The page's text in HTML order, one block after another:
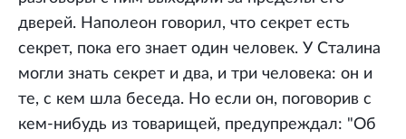
дверей. Наполеон говорил, что секрет есть
секрет, пока его знает один человек. У Сталина
могли знать секрет и два, и три человека: он и
те, с кем шла беседа. Но если он, поговорив с
кем-нибудь из товарищей, предупреждал: "Об